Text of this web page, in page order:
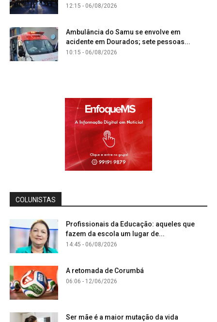
12:15 - 06/08/2026
Ambulância do Samu se envolve em
acidente em Dourados; sete pessoas...
10:15 - 06/08/2026
COLUNISTAS
Profissionais da Educação: aqueles que
fazem da escola um lugar de...
14:45 - 06/08/2026
A retomada de Corumbá
06:06 - 12/06/2026
Ser mãe é a maior mutação da vida